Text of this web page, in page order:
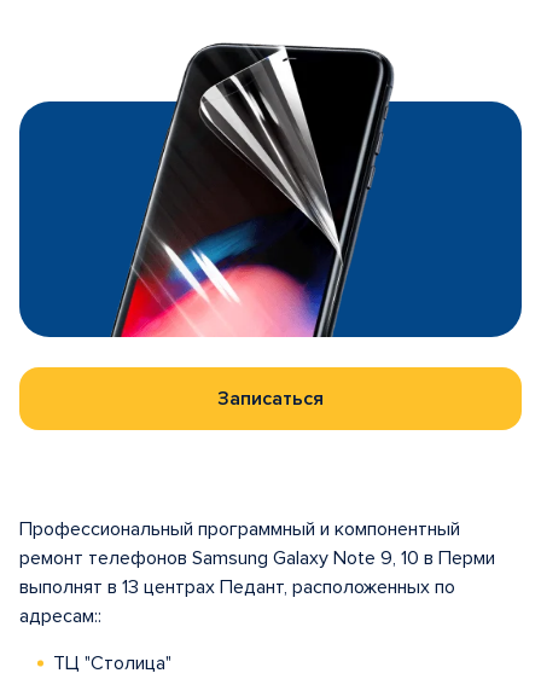
Записаться
Профессиональный программный и компонентный
ремонт телефонов Samsung Galaxy Note 9, 10 в Перми
выполнят в 13 центрах Педант, расположенных по
адресам::
ТЦ "Столица"